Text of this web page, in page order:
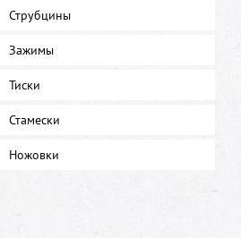
Струбцины
Зажимы
Тиски
Стамески
Ножовки